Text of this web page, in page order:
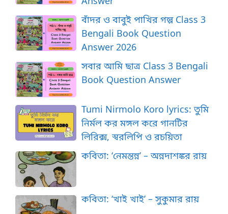
বাঁদর ও বাবুই পাখির গল্প Class 3
Bengali Book Question
Answer 2026
সবার আমি ছাত্র Class 3 Bengali
Book Question Answer
Tumi Nirmolo Koro lyrics: তুমি
নির্মল কর মঙ্গল করে গানটির
লিরিক্স, স্বরলিপি ও রচয়িতা
কবিতা: ‘নেমন্তন্ন’ – অন্নদাশঙ্কর রায়
কবিতা: ‘খাই খাই’ – সুকুমার রায়